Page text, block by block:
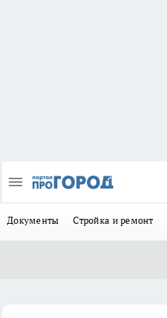
Документы Стройка и ремонт